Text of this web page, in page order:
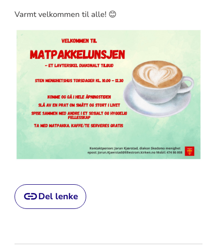
Varmt velkommen til alle! 😊
Del lenke